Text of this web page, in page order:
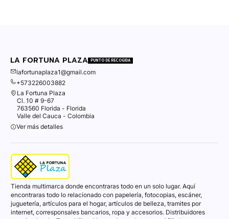
LA FORTUNA PLAZA PUNTO DE RECOGIDA
lafortunaplaza1@gmail.com
+573226003882
La Fortuna Plaza
Cl. 10 # 9-67
763560 Florida - Florida
Valle del Cauca - Colombia
Ver más detalles
Tienda multimarca donde encontraras todo en un solo lugar. Aquí
encontraras todo lo relacionado con papelería, fotocopias, escáner,
juguetería, artículos para el hogar, artículos de belleza, tramites por
internet, corresponsales bancarios, ropa y accesorios. Distribuidores